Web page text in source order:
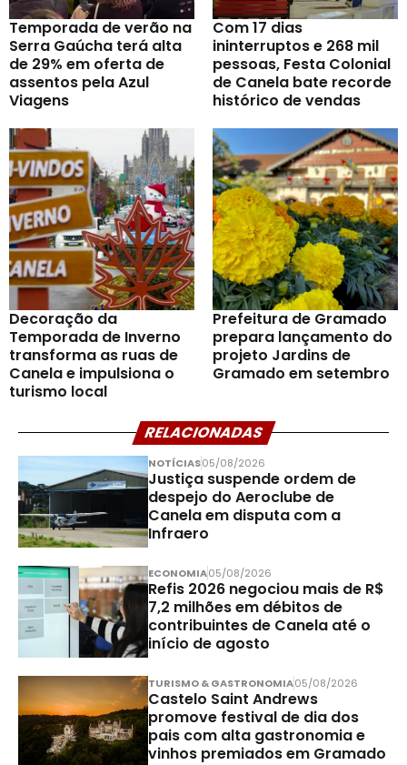
Temporada de verão na
Serra Gaúcha terá alta
de 29% em oferta de
assentos pela Azul
Viagens
Com 17 dias
ininterruptos e 268 mil
pessoas, Festa Colonial
de Canela bate recorde
histórico de vendas
Decoração da
Temporada de Inverno
transforma as ruas de
Canela e impulsiona o
turismo local
Prefeitura de Gramado
prepara lançamento do
projeto Jardins de
Gramado em setembro
RELACIONADAS
NOTÍCIAS05/08/2026
Justiça suspende ordem de
despejo do Aeroclube de
Canela em disputa com a
Infraero
ECONOMIA05/08/2026
Refis 2026 negociou mais de R$
7,2 milhões em débitos de
contribuintes de Canela até o
início de agosto
TURISMO & GASTRONOMIA05/08/2026
Castelo Saint Andrews
promove festival de dia dos
pais com alta gastronomia e
vinhos premiados em Gramado